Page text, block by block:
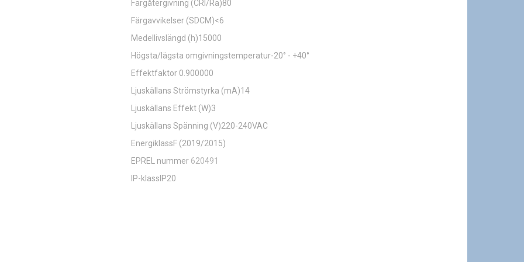
Färgåtergivning (CRI/Ra)80
Färgavvikelser (SDCM)<6
Medellivslängd (h)15000
Högsta/lägsta omgivningstemperatur-20° - +40°
Effektfaktor 0.900000
Ljuskällans Strömstyrka (mA)14
Ljuskällans Effekt (W)3
Ljuskällans Spänning (V)220-240VAC
EnergiklassF (2019/2015)
EPREL nummer 620491
IP-klassIP20